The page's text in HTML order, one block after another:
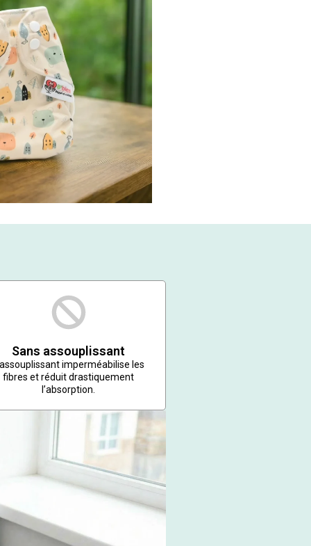
Sans assouplissant
imperméabilise les
fibres et réduit drastiquement
l’absorption.